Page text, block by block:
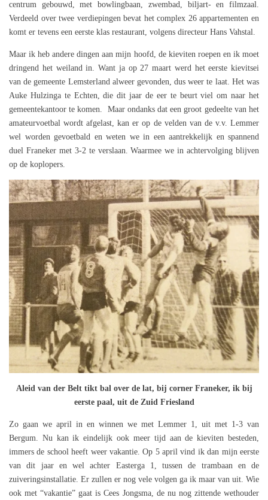
centrum gebouwd, met bowlingbaan, zwembad, biljart- en filmzaal.
Verdeeld over twee verdiepingen bevat het complex 26 appartementen en
komt er tevens een eerste klas restaurant, volgens directeur Hans Vahstal.
Maar ik heb andere dingen aan mijn hoofd, de kieviten roepen en ik moet
dringend het weiland in. Want ja op 27 maart werd het eerste kievitsei
van de gemeente Lemsterland alweer gevonden, dus weer te laat. Het was
Auke Hulzinga te Echten, die dit jaar de eer te beurt viel om naar het
gemeentekantoor te komen. Maar ondanks dat een groot gedeelte van het
amateurvoetbal wordt afgelast, kan er op de velden van de v.v. Lemmer
wel worden gevoetbald en weten we in een aantrekkelijk en spannend
duel Franeker met 3-2 te verslaan. Waarmee we in achtervolging blijven
op de koplopers.
Aleid van der Belt tikt bal over de lat, bij corner Franeker, ik bij
eerste paal, uit de Zuid Friesland
Zo gaan we april in en winnen we met Lemmer 1, uit met 1-3 van
Bergum. Nu kan ik eindelijk ook meer tijd aan de kieviten besteden,
immers de school heeft weer vakantie. Op 5 april vind ik dan mijn eerste
van dit jaar en wel achter Easterga 1, tussen de trambaan en de
zuiveringsinstallatie. Er zullen er nog vele volgen ga ik maar van uit. Wie
ook met “vakantie” gaat is Cees Jongsma, de nu nog zittende wethouder